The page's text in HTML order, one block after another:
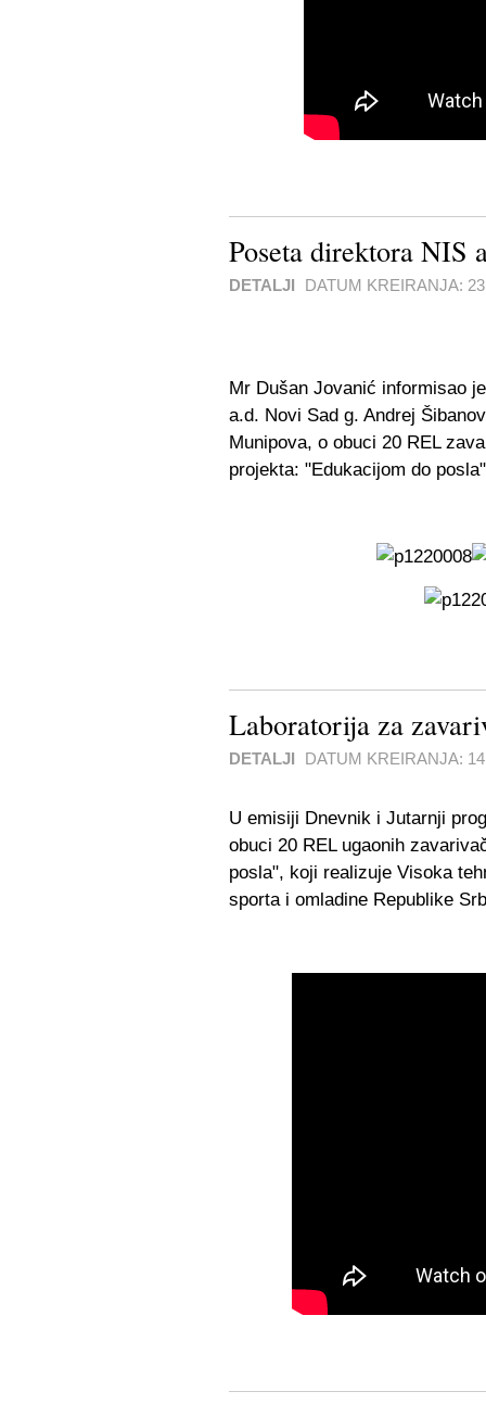
Poseta direktora NIS
DETALJI DATUM KREIRANJA:
Mr Dušan Jovanić informisao
a.d. Novi Sad g. Andrej
Munipova, o obuci 20 REL
projekta: "Edukacijom do
Laboratorija za
DETALJI DATUM KREIRANJA:
U emisiji Dnevnik i Jutarnji
obuci 20 REL ugaonih
posla", koji realizuje Visoka
sporta i omladine Republike